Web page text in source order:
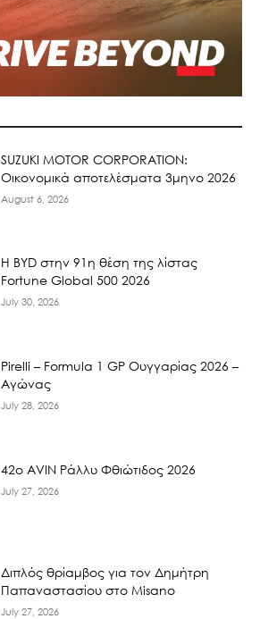
SUZUKI MOTOR CORPORATION:
Οικονομικά αποτελέσματα 3μηνο 2026
August 6, 2026
Η BYD στην 91η θέση της λίστας
Fortune Global 500 2026
July 30, 2026
Pirelli – Formula 1 GP Ουγγαρίας 2026 –
Αγώνας
July 28, 2026
42ο AVIN Ράλλυ Φθιώτιδος 2026
July 27, 2026
Διπλός θρίαμβος για τον Δημήτρη
Παπαναστασίου στο Misano
July 27, 2026